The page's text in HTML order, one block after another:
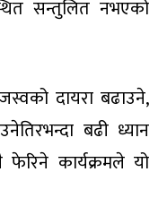
सन्तुलित नभएको
दायरा बढाउने,
बढी ध्यान
कार्यक्रमले यो